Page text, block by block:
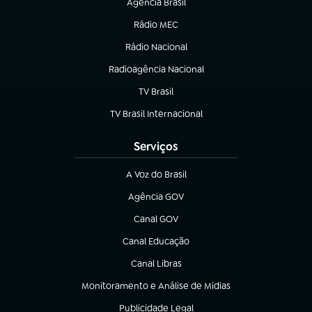
Agência Brasil
(abre em nova aba)
Rádio MEC
(abre em nova aba)
Rádio Nacional
Radioagência Nacional
(abre em nova aba)
TV Brasil
(abre em nova aba)
TV Brasil Internacional
(abre em nova aba)
Serviços
A Voz do Brasil
(abre em nova aba)
Agência GOV
(abre em nova aba)
Canal GOV
(abre em nova aba)
Canal Educação
(abre em nova aba)
Canal Libras
(abre em nova aba)
Monitoramento e Análise de Mídias
(abre em nova aba)
Publicidade Legal